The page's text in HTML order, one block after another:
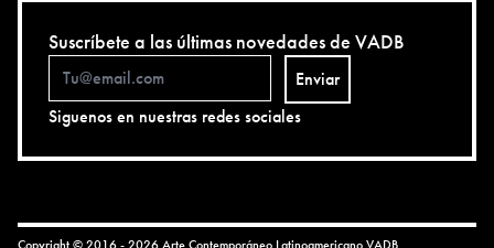
Suscríbete a las últimas novedades de VADB
Enviar
Siguenos en nuestras redes sociales